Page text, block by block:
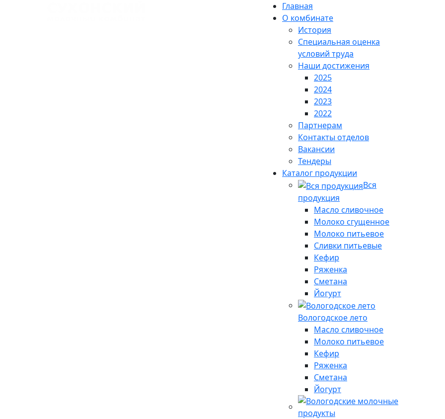
Главная
О комбинате
История
Специальная оценка
условий труда
Наши достижения
2025
2024
2023
2022
Партнерам
Контакты отделов
Вакансии
Тендеры
Каталог продукции
Вся
продукция
Масло сливочное
Молоко сгущенное
Молоко питьевое
Сливки питьевые
Кефир
Ряженка
Сметана
Йогурт
Вологодское лето
Масло сливочное
Молоко питьевое
Кефир
Ряженка
Сметана
Йогурт